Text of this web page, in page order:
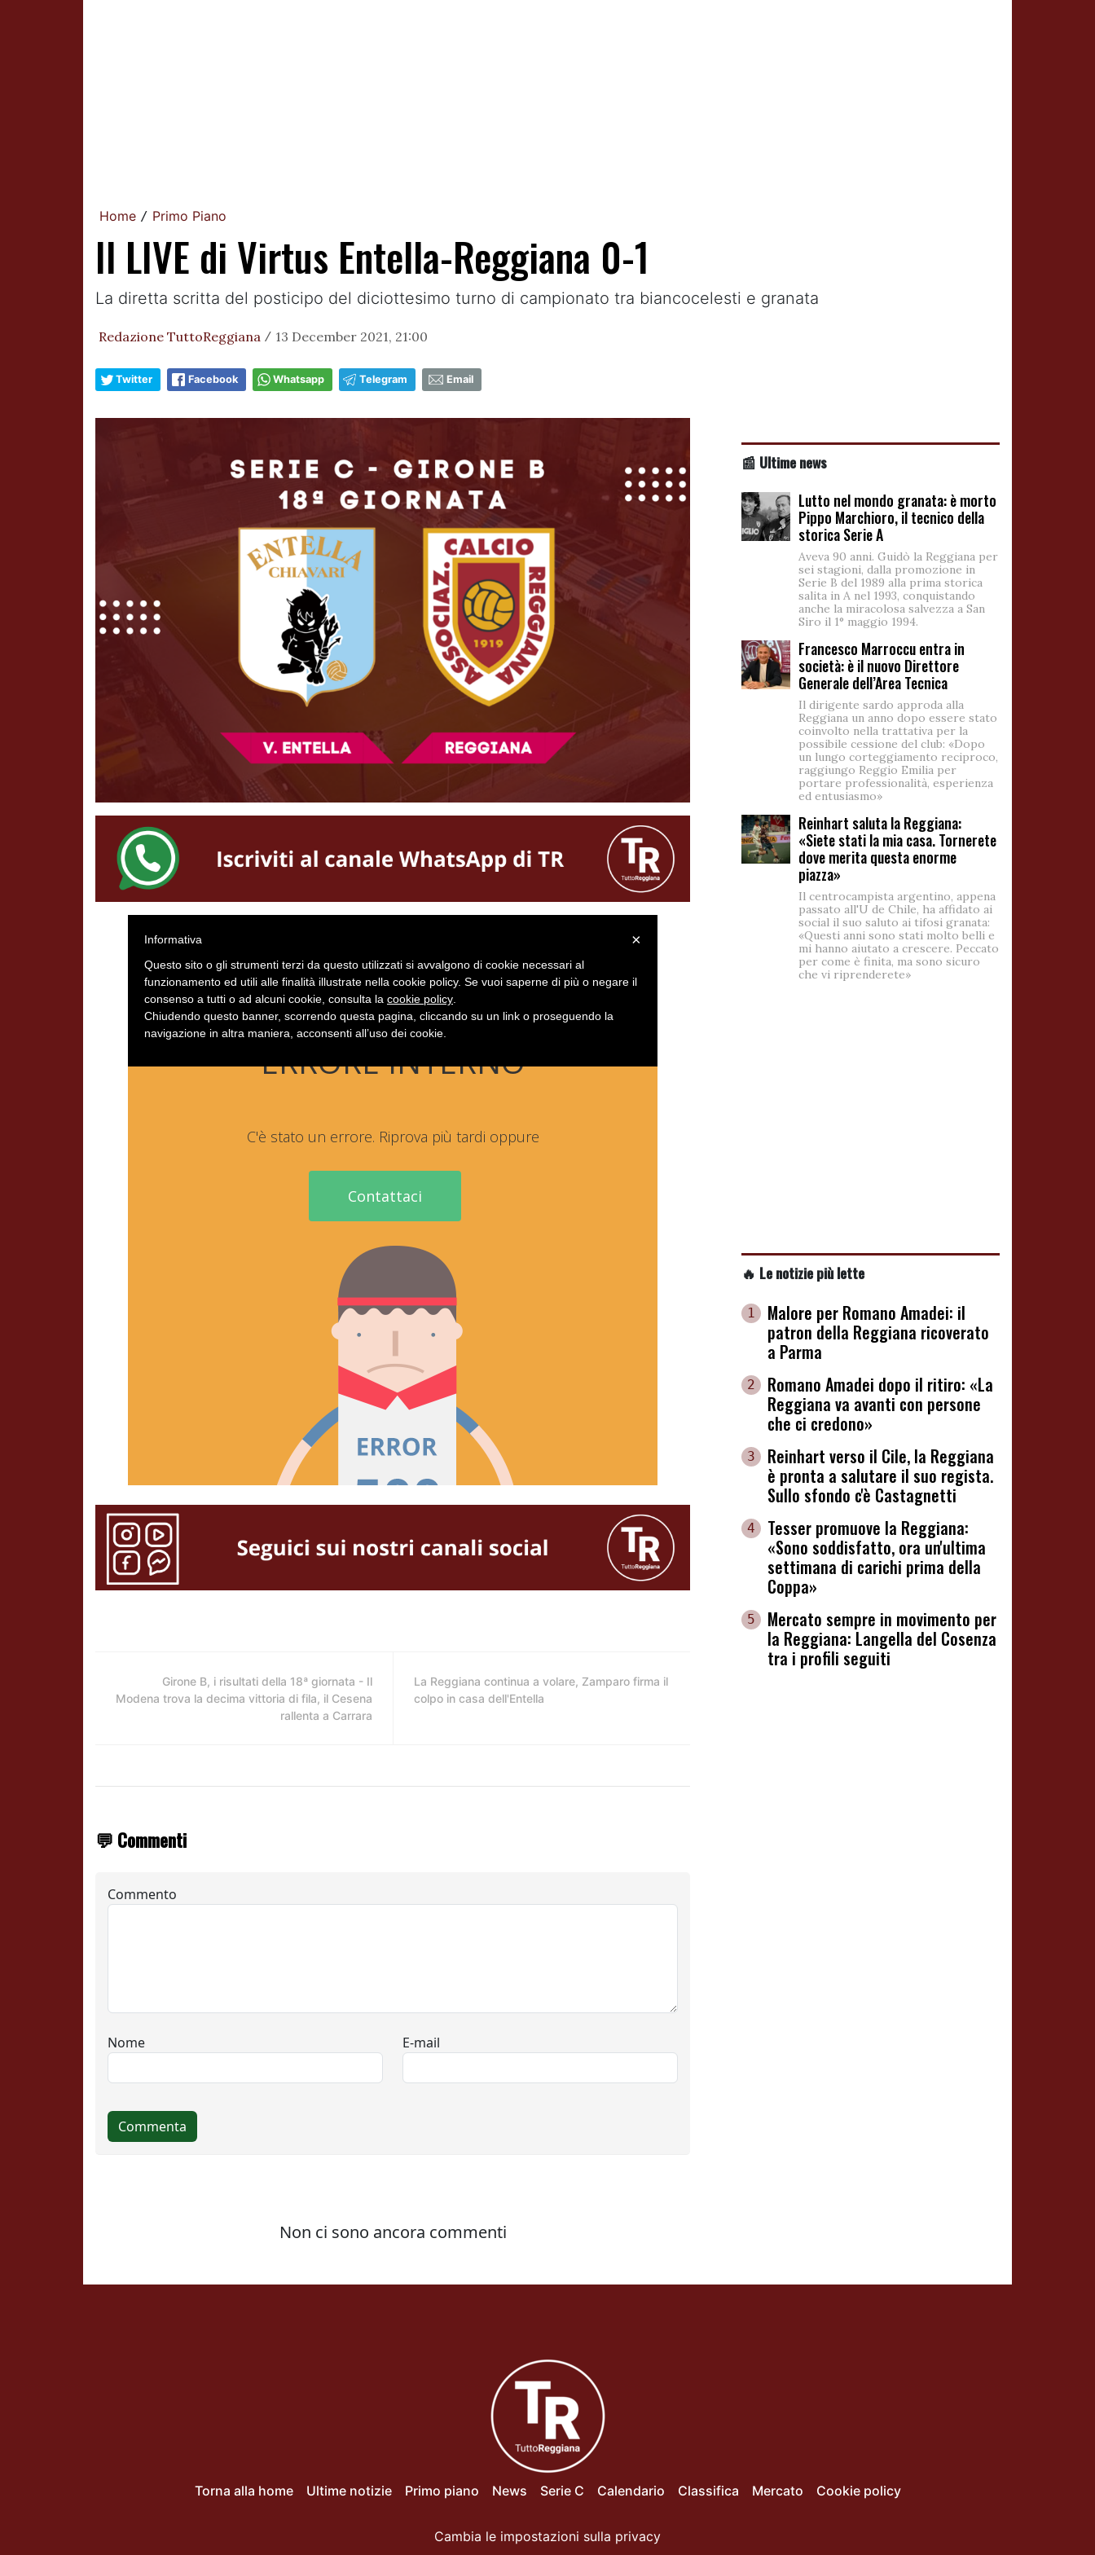
Home / Primo Piano
Il LIVE di Virtus Entella-Reggiana 0-1
La diretta scritta del posticipo del diciottesimo turno di campionato tra biancocelesti e granata
Redazione TuttoReggiana / 13 December 2021, 21:00
Twitter Facebook Whatsapp Telegram Email
Girone B, i risultati della 18ª giornata - Il
Modena trova la decima vittoria di fila, il Cesena
rallenta a Carrara
La Reggiana continua a volare, Zamparo firma il
colpo in casa dell'Entella
💬 Commenti
📰 Ultime news
Lutto nel mondo granata: è morto
Pippo Marchioro, il tecnico della
storica Serie A
Aveva 90 anni. Guidò la Reggiana per
sei stagioni, dalla promozione in
Serie B del 1989 alla prima storica
salita in A nel 1993, conquistando
anche la miracolosa salvezza a San
Siro il 1° maggio 1994.
Francesco Marroccu entra in
società: è il nuovo Direttore
Generale dell’Area Tecnica
Il dirigente sardo approda alla
Reggiana un anno dopo essere stato
coinvolto nella trattativa per la
possibile cessione del club: «Dopo
un lungo corteggiamento reciproco,
raggiungo Reggio Emilia per
portare professionalità, esperienza
ed entusiasmo»
Reinhart saluta la Reggiana:
«Siete stati la mia casa. Tornerete
dove merita questa enorme
piazza»
Il centrocampista argentino, appena
passato all'U de Chile, ha affidato ai
social il suo saluto ai tifosi granata:
«Questi anni sono stati molto belli e
mi hanno aiutato a crescere. Peccato
per come è finita, ma sono sicuro
che vi riprenderete»
🔥 Le notizie più lette
1
Malore per Romano Amadei: il
patron della Reggiana ricoverato
a Parma
2
Romano Amadei dopo il ritiro: «La
Reggiana va avanti con persone
che ci credono»
3
Reinhart verso il Cile, la Reggiana
è pronta a salutare il suo regista.
Sullo sfondo c'è Castagnetti
4
Tesser promuove la Reggiana:
«Sono soddisfatto, ora un'ultima
settimana di carichi prima della
Coppa»
5
Mercato sempre in movimento per
la Reggiana: Langella del Cosenza
tra i profili seguiti
Torna alla home Ultime notizie Primo piano News Serie C Calendario Classifica Mercato Cookie policy
Cambia le impostazioni sulla privacy